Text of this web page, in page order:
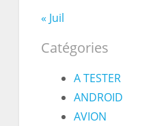
« Juil
Catégories
A TESTER
ANDROID
AVION